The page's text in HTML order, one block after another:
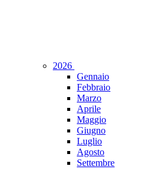
2026
Gennaio
Febbraio
Marzo
Aprile
Maggio
Giugno
Luglio
Agosto
Settembre